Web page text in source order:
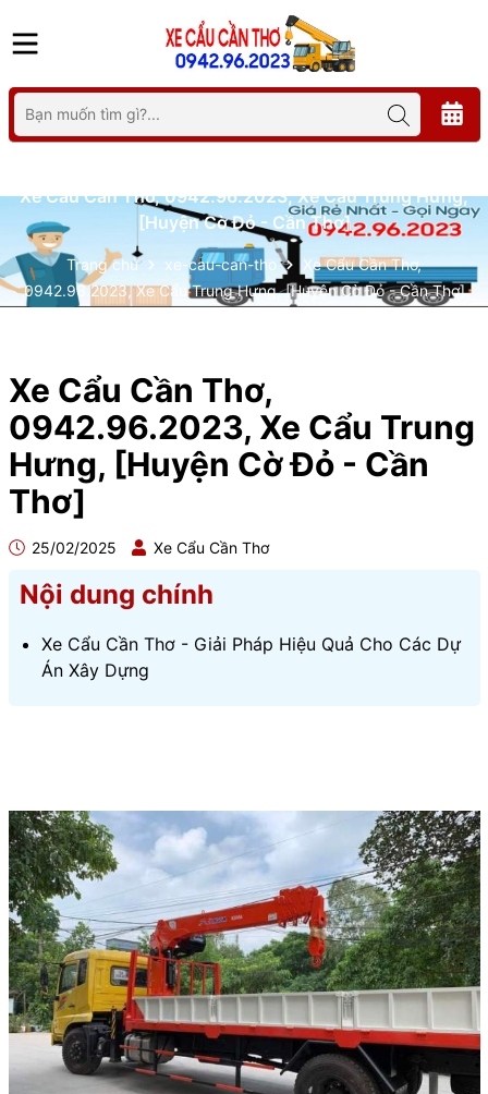
Xe Cẩu Cần Thơ, 0942.96.2023, Xe Cẩu Trung Hưng,
[Huyện Cờ Đỏ - Cần Thơ]
Trang chủ xe-cau-can-tho
Xe Cẩu Cần Thơ,
0942.96.2023, Xe Cẩu Trung Hưng, [Huyện Cờ Đỏ - Cần Thơ]
Xe Cẩu Cần Thơ,
0942.96.2023, Xe Cẩu Trung
Hưng, [Huyện Cờ Đỏ - Cần
Thơ]
25/02/2025 Xe Cẩu Cần Thơ
Nội dung chính
Xe Cẩu Cần Thơ - Giải Pháp Hiệu Quả Cho Các Dự
Án Xây Dựng